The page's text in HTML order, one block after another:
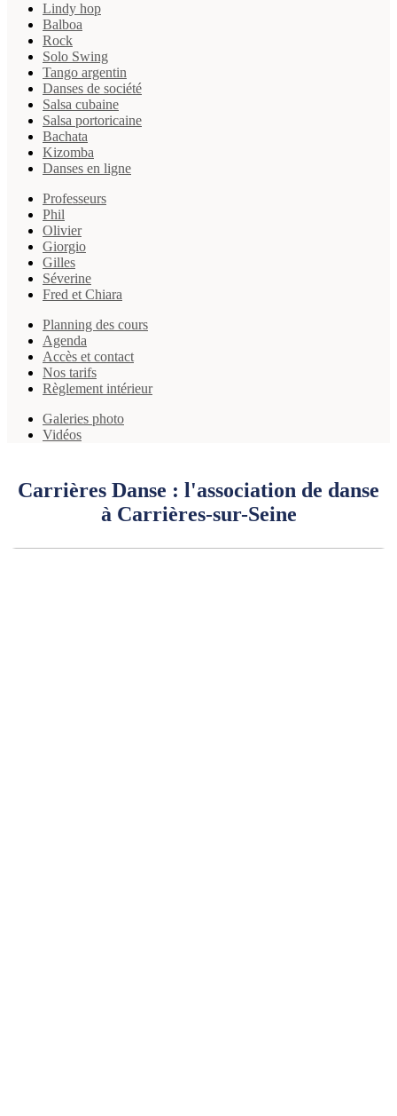
Lindy hop
Balboa
Rock
Solo Swing
Tango argentin
Danses de société
Salsa cubaine
Salsa portoricaine
Bachata
Kizomba
Danses en ligne
Professeurs
Phil
Olivier
Giorgio
Gilles
Séverine
Fred et Chiara
Planning des cours
Agenda
Accès et contact
Nos tarifs
Règlement intérieur
Galeries photo
Vidéos
Carrières Danse : l'association de danse
à Carrières-sur-Seine